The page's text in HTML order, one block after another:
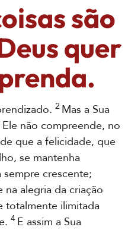
são
quer
2 Mas a Sua
não compreende, no
que a felicidade, que
se mantenha
crescente;
alegria da criação
totalmente ilimitada
4 E assim a Sua